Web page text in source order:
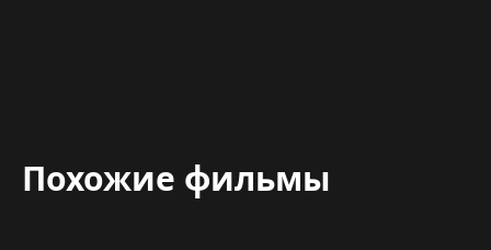
Похожие фильмы